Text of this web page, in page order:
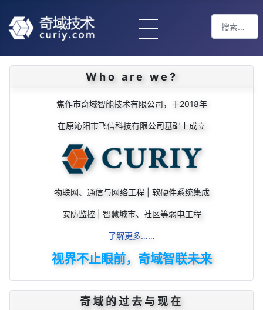
搜索
Who are we?
焦作市奇域智能技术有限公司，于2018年
在原沁阳市飞信科技有限公司基础上成立
物联网、通信与网络工程 | 软硬件系统集成
安防监控 | 智慧城市、社区等弱电工程
了解更多……
视界不止眼前，奇域智联未来
奇域的过去与现在